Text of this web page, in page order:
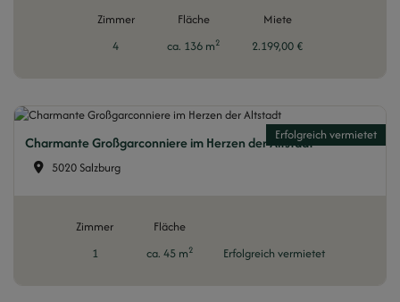
Zimmer
4
Fläche
ca. 136 m2
Miete
2.199,00 €
Erfolgreich vermietet
Charmante Großgarconniere im Herzen der Altstadt
5020 Salzburg
Zimmer
1
Fläche
ca. 45 m2 Erfolgreich vermietet